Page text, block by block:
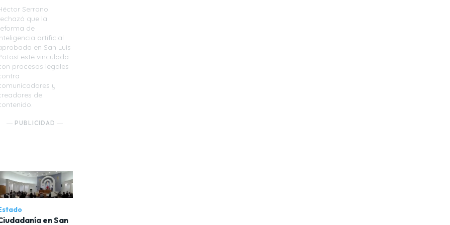
Serrano
que la
de
artificial
en San Luis
esté vinculada
procesos legales
y
de
― PUBLICIDAD ―
en San